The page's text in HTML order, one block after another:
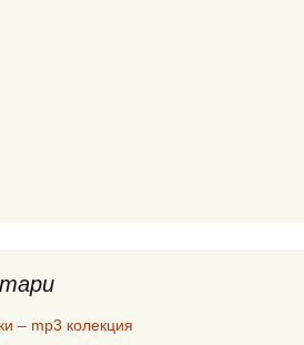
– mp3 колекция